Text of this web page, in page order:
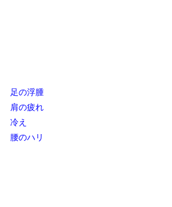
足の浮腫
肩の疲れ
冷え
腰のハリ